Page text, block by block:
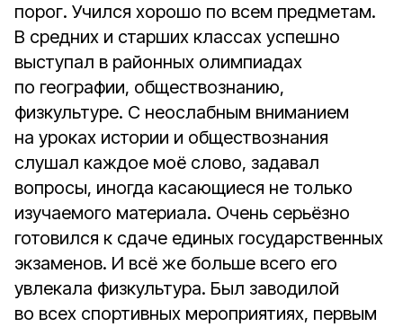
порог. Учился хорошо по всем предметам.
В средних и старших классах успешно
выступал в районных олимпиадах
по географии, обществознанию,
физкультуре. С неослабным вниманием
на уроках истории и обществознания
слушал каждое моё слово, задавал
вопросы, иногда касающиеся не только
изучаемого материала. Очень серьёзно
готовился к сдаче единых государственных
экзаменов. И всё же больше всего его
увлекала физкультура. Был заводилой
во всех спортивных мероприятиях, первым